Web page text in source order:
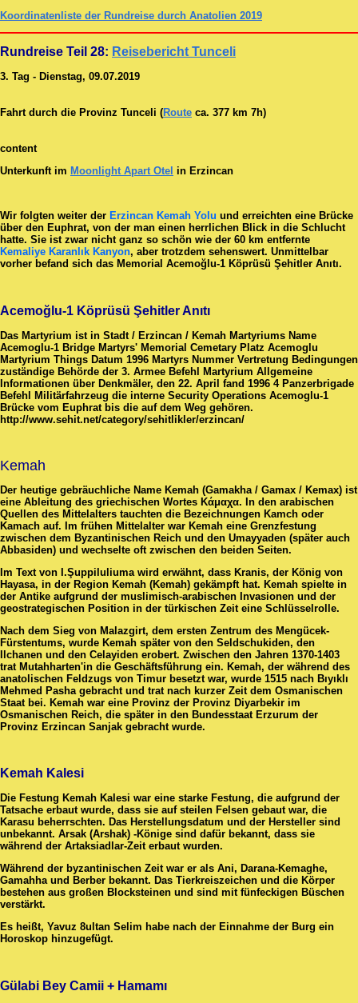
Koordinatenliste der Rundreise durch Anatolien 2019
Rundreise Teil 28: Reisebericht Tunceli
3. Tag - Dienstag, 09.07.2019
Fahrt durch die Provinz Tunceli (Route ca. 377 km 7h)
content
Unterkunft im Moonlight Apart Otel in Erzincan
Wir folgten weiter der Erzincan Kemah Yolu und erreichten eine Brücke
über den Euphrat, von der man einen herrlichen Blick in die Schlucht
hatte. Sie ist zwar nicht ganz so schön wie der 60 km entfernte
Kemaliye Karanlık Kanyon, aber trotzdem sehenswert. Unmittelbar
vorher befand sich das Memorial Acemoğlu-1 Köprüsü Şehitler Anıtı.
Acemoğlu-1 Köprüsü Şehitler Anıtı
Das Martyrium ist in Stadt / Erzincan / Kemah Martyriums Name
Acemoglu-1 Bridge Martyrs' Memorial Cemetary Platz Acemoglu
Martyrium Things Datum 1996 Martyrs Nummer Vertretung Bedingungen
zuständige Behörde der 3. Armee Befehl Martyrium Allgemeine
Informationen über Denkmäler, den 22. April fand 1996 4 Panzerbrigade
Befehl Militärfahrzeug die interne Security Operations Acemoglu-1
Brücke vom Euphrat bis die auf dem Weg gehören.
http://www.sehit.net/category/sehitlikler/erzincan/
Kemah
Der heutige gebräuchliche Name Kemah (Gamakha / Gamax / Kemax) ist
eine Ableitung des griechischen Wortes Κάμαχα. In den arabischen
Quellen des Mittelalters tauchten die Bezeichnungen Kamch oder
Kamach auf. Im frühen Mittelalter war Kemah eine Grenzfestung
zwischen dem Byzantinischen Reich und den Umayyaden (später auch
Abbasiden) und wechselte oft zwischen den beiden Seiten.
Im Text von I.Şuppiluliuma wird erwähnt, dass Kranis, der König von
Hayasa, in der Region Kemah (Kemah) gekämpft hat. Kemah spielte in
der Antike aufgrund der muslimisch-arabischen Invasionen und der
geostrategischen Position in der türkischen Zeit eine Schlüsselrolle.
Nach dem Sieg von Malazgirt, dem ersten Zentrum des Mengücek-
Fürstentums, wurde Kemah später von den Seldschukiden, den
Ilchanen und den Celayiden erobert. Zwischen den Jahren 1370-1403
trat Mutahharten'in die Geschäftsführung ein. Kemah, der während des
anatolischen Feldzugs von Timur besetzt war, wurde 1515 nach Bıyıklı
Mehmed Pasha gebracht und trat nach kurzer Zeit dem Osmanischen
Staat bei. Kemah war eine Provinz der Provinz Diyarbekir im
Osmanischen Reich, die später in den Bundesstaat Erzurum der
Provinz Erzincan Sanjak gebracht wurde.
Kemah Kalesi
Die Festung Kemah Kalesi war eine starke Festung, die aufgrund der
Tatsache erbaut wurde, dass sie auf steilen Felsen gebaut war, die
Karasu beherrschten. Das Herstellungsdatum und der Hersteller sind
unbekannt. Arsak (Arshak) -Könige sind dafür bekannt, dass sie
während der Artaksiadlar-Zeit erbaut wurden.
Während der byzantinischen Zeit war er als Ani, Darana-Kemaghe,
Gamahha und Berber bekannt. Das Tierkreiszeichen und die Körper
bestehen aus großen Blocksteinen und sind mit fünfeckigen Büschen
verstärkt.
Es heißt, Yavuz 8ultan Selim habe nach der Einnahme der Burg ein
Horoskop hinzugefügt.
Gülabi Bey Camii + Hamamı